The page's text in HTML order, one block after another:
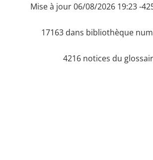
Mise à jour 06/08/2026 19:23 -
17163 dans bibliothèque
4216 notices du